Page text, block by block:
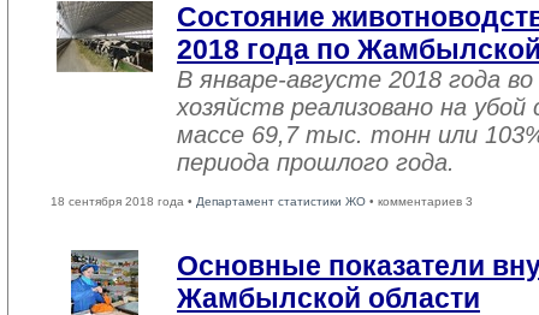
Состояние
2018 года по
В январе-августе 2018 года
хозяйств реализовано на
массе 69,7 тыс. тонн или
периода прошлого года.
18 сентября 2018 года • Департамент статистики ЖО • комментариев 3
Основные показатели
Жамбылской области